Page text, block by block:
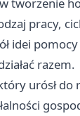
tworzenie
pracy,
idei
razem.
urósł